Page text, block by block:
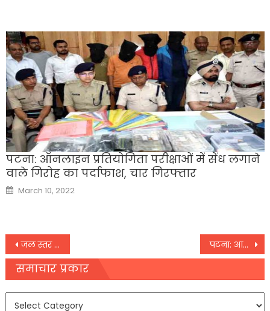
पटना: ऑनलाइन प्रतियोगिता परीक्षाओं में सेंध लगाने
वाले गिरोह का पर्दाफाश, चार गिरफ्तार
Posted
on
March 10, 2022
Post
navigation
जल स्तर बढऩे की संभावना, अलर्ट रहें : नीतीश पटना: आपदा में रिस्पांस टाइम अति महत्वपूर्ण : उपमुख्यमंत्री
समाचार प्रकार
समाचार